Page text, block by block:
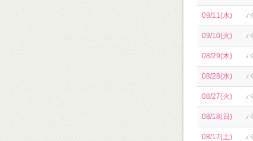
09/11(水)
09/10(火)
08/29(木)
08/28(水)
08/27(火)
08/18(日)
08/17(土)